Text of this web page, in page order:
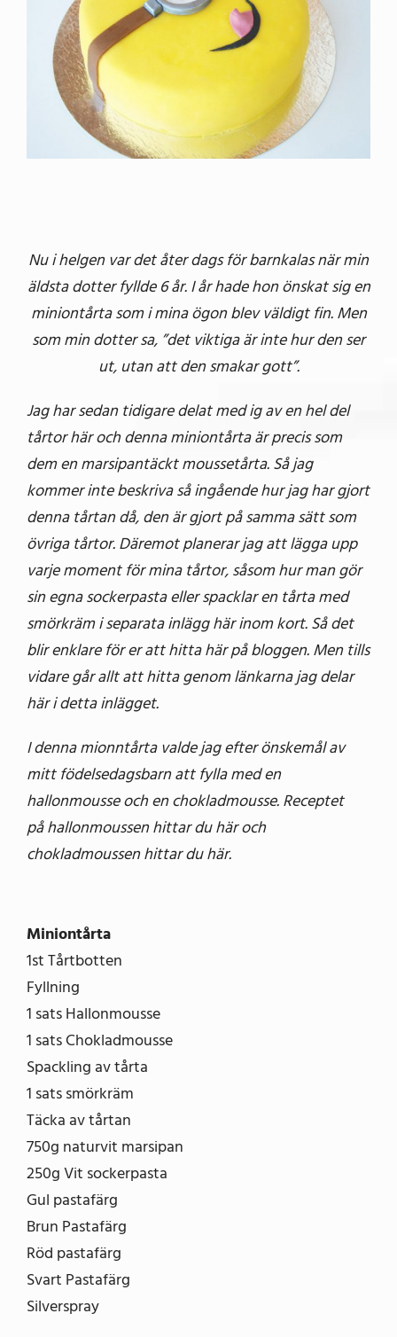
Nu i helgen var det åter dags för barnkalas när min
äldsta dotter fyllde 6 år. I år hade hon önskat sig en
miniontårta som i mina ögon blev väldigt fin. Men
som min dotter sa, ”det viktiga är inte hur den ser
ut, utan att den smakar gott”.
Jag har sedan tidigare delat med ig av en hel del
tårtor här och denna miniontårta är precis som
dem en marsipantäckt moussetårta. Så jag
kommer inte beskriva så ingående hur jag har gjort
denna tårtan då, den är gjort på samma sätt som
övriga tårtor. Däremot planerar jag att lägga upp
varje moment för mina tårtor, såsom hur man gör
sin egna sockerpasta eller spacklar en tårta med
smörkräm i separata inlägg här inom kort. Så det
blir enklare för er att hitta här på bloggen. Men tills
vidare går allt att hitta genom länkarna jag delar
här i detta inlägget.
I denna mionntårta valde jag efter önskemål av
mitt födelsedagsbarn att fylla med en
hallonmousse och en chokladmousse. Receptet
på hallonmoussen hittar du här och
chokladmoussen hittar du här.
Miniontårta
1st Tårtbotten
Fyllning
1 sats Hallonmousse
1 sats Chokladmousse
Spackling av tårta
1 sats smörkräm
Täcka av tårtan
750g naturvit marsipan
250g Vit sockerpasta
Gul pastafärg
Brun Pastafärg
Röd pastafärg
Svart Pastafärg
Silverspray